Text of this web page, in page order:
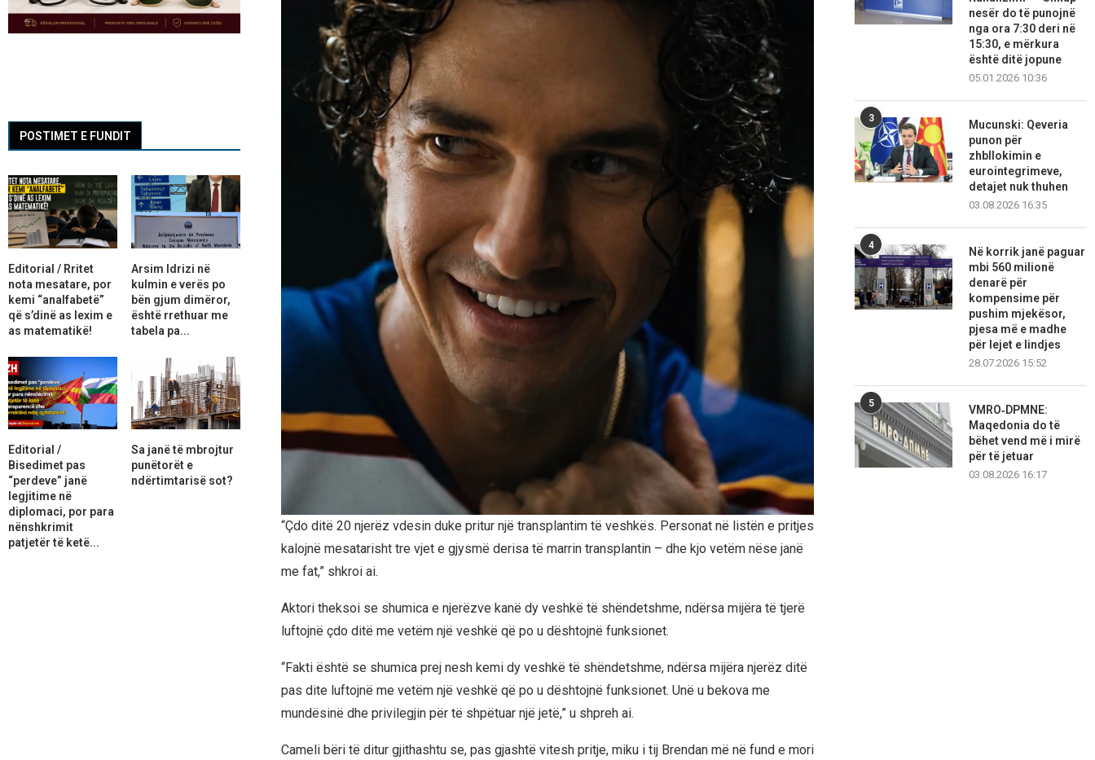
“Çdo ditë 20 njerëz vdesin duke pritur një transplantim të veshkës. Personat në listën e pritjes
kalojnë mesatarisht tre vjet e gjysmë derisa të marrin transplantin – dhe kjo vetëm nëse janë
me fat,” shkroi ai.
Aktori theksoi se shumica e njerëzve kanë dy veshkë të shëndetshme, ndërsa mijëra të tjerë
luftojnë çdo ditë me vetëm një veshkë që po u dështojnë funksionet.
“Fakti është se shumica prej nesh kemi dy veshkë të shëndetshme, ndërsa mijëra njerëz ditë
pas dite luftojnë me vetëm një veshkë që po u dështojnë funksionet. Unë u bekova me
mundësinë dhe privilegjin për të shpëtuar një jetë,” u shpreh ai.
Cameli bëri të ditur gjithashtu se, pas gjashtë vitesh pritje, miku i tij Brendan më në fund e mori
nesër do të punojnë
nga ora 7:30 deri në
15:30, e mërkura
është ditë jopune
05.01.2026 10:36
3
Mucunski: Qeveria
punon për
zhbllokimin e
eurointegrimeve,
detajet nuk thuhen
03.08.2026 16:35
4
Në korrik janë paguar
mbi 560 milionë
denarë për
kompensime për
pushim mjekësor,
pjesa më e madhe
për lejet e lindjes
28.07.2026 15:52
5
VMRO‑DPMNE:
Maqedonia do të
bëhet vend më i mirë
për të jetuar
03.08.2026 16:17
POSTIMET E FUNDIT
Editorial / Rritet
nota mesatare, por
kemi “analfabetë”
që s’dinë as lexim e
as matematikë!
Arsim Idrizi në
kulmin e verës po
bën gjum dimëror,
është rrethuar me
tabela pa...
Editorial /
Bisedimet pas
“perdeve” janë
legjitime në
diplomaci, por para
nënshkrimit
patjetër të ketë...
Sa janë të mbrojtur
punëtorët e
ndërtimtarisë sot?